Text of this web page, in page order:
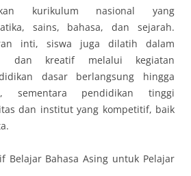
kurikulum nasional yang
sains, bahasa, dan sejarah.
inti, siswa juga dilatih dalam
dan kreatif melalui kegiatan
dasar berlangsung hingga
sementara pendidikan tinggi
dan institut yang kompetitif, baik
Belajar Bahasa Asing untuk Pelajar